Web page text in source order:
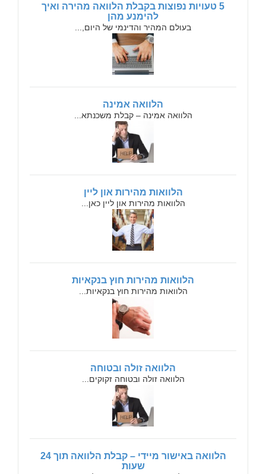
5 טעויות נפוצות בקבלת הלוואה מהירה ואיך
להימנע מהן
בעולם המהיר והדינמי של היום,...
הלוואה אמינה
הלוואה אמינה – קבלת משכנתא...
הלוואות מהירות און ליין
הלוואות מהירות און ליין כאן...
הלוואות מהירות חוץ בנקאיות
הלוואות מהירות חוץ בנקאיות...
הלוואה זולה ובטוחה
הלוואה זולה ובטוחה זקוקים...
הלוואה באישור מיידי – קבלת הלוואה תוך 24
שעות